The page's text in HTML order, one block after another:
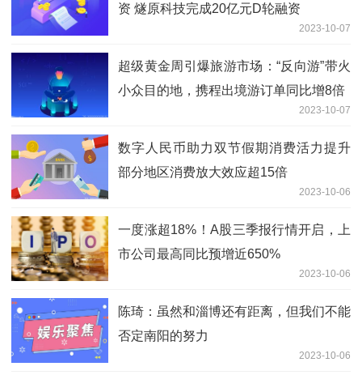
资 燧原科技完成20亿元D轮融资
2023-10-07
超级黄金周引爆旅游市场：“反向游”带火
小众目的地，携程出境游订单同比增8倍
2023-10-07
数字人民币助力双节假期消费活力提升
部分地区消费放大效应超15倍
2023-10-06
一度涨超18%！A股三季报行情开启，上
市公司最高同比预增近650%
2023-10-06
陈琦：虽然和淄博还有距离，但我们不能
否定南阳的努力
2023-10-06